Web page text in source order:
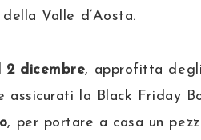
Valle d’Aosta.
2 dicembre, approfitta
assicurati la Black Friday
, per portare a casa un